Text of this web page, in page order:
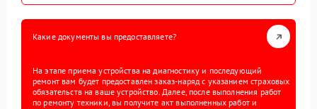
Какие документы вы предоставляете?
На этапе приема устройства на диагностику и последующий
ремонт вам будет предоставлен заказ-наряд с указанием страховых
обязательств на ваше устройство. Далее, после выполнения работ
по ремонту техники, вы получите акт выполненных работ и